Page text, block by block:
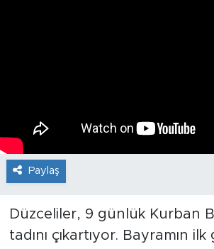
Paylaş
Düzceliler, 9 günlük Kurban
tadını çıkartıyor. Bayramın